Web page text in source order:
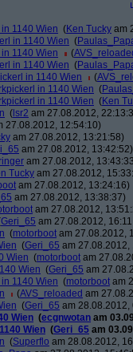
1140 Wien (Ken Tucky am
in 1140 Wien (
1140 Wien
(
in 1140 Wien (
in 1140 Wien
(
in 1140 Wien (
in 1140 Wien (Ken
( lsr2 am 27.08.2012,
27.08.2012, 12:54:10)
am 27.08.2012, 13:21:58)
am 27.08.2012, 13:42:52)
am 27.08.2012,
Tucky am 27.08.2012,
am 27.08.2012, 13:24:16)
am 27.08.2012, 13:38:37)
am 27.08.2012,
Geri_65 am 27.08.2012,
(motorboot am 27.08.2012,
(Geri_65 am 27.08.2012,
Wien (motorboot am
Wien (Geri_65 am
1140 Wien (motorboot am
(AVS_reloaded am
(Geri_65 am 28.08.2012,
Wien (ecgnwotan am
Wien (Geri_65 am
(Superflo am 28.08.2012,